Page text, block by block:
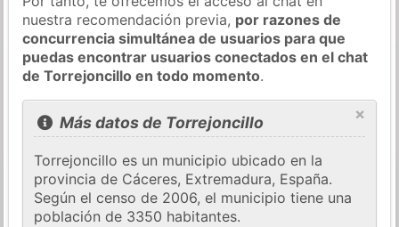
nuestra recomendación previa, por razones de
concurrencia simultánea de usuarios para que
puedas encontrar usuarios conectados en el chat
de Torrejoncillo en todo momento.
×
Más datos de Torrejoncillo
Torrejoncillo es un municipio ubicado en la
provincia de Cáceres, Extremadura, España.
Según el censo de 2006, el municipio tiene una
población de 3350 habitantes.